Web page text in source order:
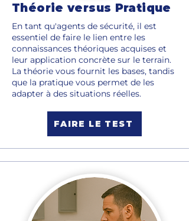
Théorie versus Pratique
En tant qu'agents de sécurité, il est
essentiel de faire le lien entre les
connaissances théoriques acquises et
leur application concrète sur le terrain.
La théorie vous fournit les bases, tandis
que la pratique vous permet de les
adapter à des situations réelles.
FAIRE LE TEST